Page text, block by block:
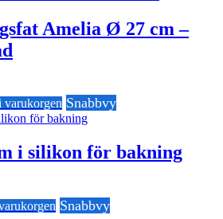
Amelia Ø 27 cm –
Snabbvy
i silikon för bakning
Snabbvy